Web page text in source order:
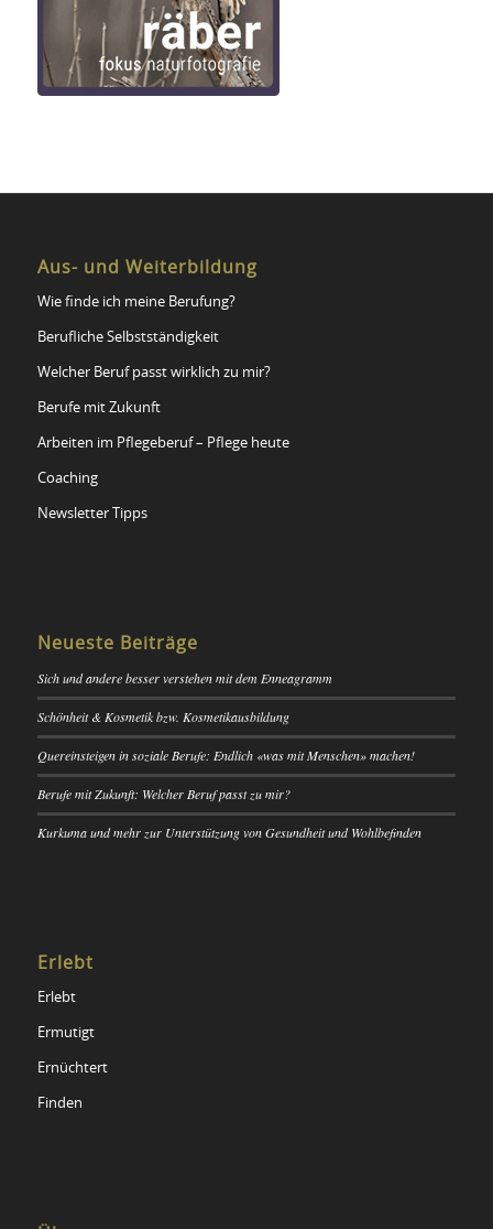
Aus- und Weiterbildung
Wie finde ich meine Berufung?
Berufliche Selbstständigkeit
Welcher Beruf passt wirklich zu mir?
Berufe mit Zukunft
Arbeiten im Pflegeberuf – Pflege heute
Coaching
Newsletter Tipps
Neueste Beiträge
Sich und andere besser verstehen mit dem Enneagramm
Schönheit & Kosmetik bzw. Kosmetikausbildung
Quereinsteigen in soziale Berufe: Endlich «was mit Menschen» machen!
Berufe mit Zukunft: Welcher Beruf passt zu mir?
Kurkuma und mehr zur Unterstützung von Gesundheit und Wohlbefinden
Erlebt
Erlebt
Ermutigt
Ernüchtert
Finden